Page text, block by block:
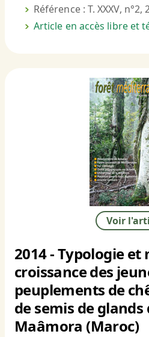
Référence : T. XXXV, n°2,
Article en accès libre et
Voir
2014 - Typologie et
croissance des
peuplements de
de semis de glands
Maâmora (Maroc)